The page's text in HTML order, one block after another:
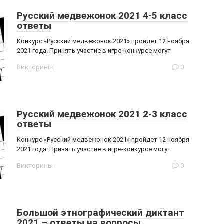
Русский медвежонок 2021 4-5 класс
ответы
Конкурс «Русский медвежонок 2021» пройдет 12 ноября
2021 года. Принять участие в игре-конкурсе могут
Викторины 0
Русский медвежонок 2021 2-3 класс
ответы
Конкурс «Русский медвежонок 2021» пройдет 12 ноября
2021 года. Принять участие в игре-конкурсе могут
Викторины 0
Большой этнографический диктант